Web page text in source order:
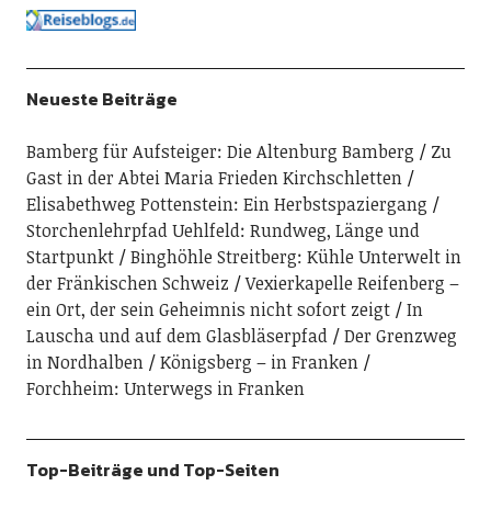
Neueste Beiträge
Bamberg für Aufsteiger: Die Altenburg Bamberg
Zu
Gast in der Abtei Maria Frieden Kirchschletten
Elisabethweg Pottenstein: Ein Herbstspaziergang
Storchenlehrpfad Uehlfeld: Rundweg, Länge und
Startpunkt
Binghöhle Streitberg: Kühle Unterwelt in
der Fränkischen Schweiz
Vexierkapelle Reifenberg –
ein Ort, der sein Geheimnis nicht sofort zeigt
In
Lauscha und auf dem Glasbläserpfad
Der Grenzweg
in Nordhalben
Königsberg – in Franken
Forchheim: Unterwegs in Franken
Top-Beiträge und Top-Seiten